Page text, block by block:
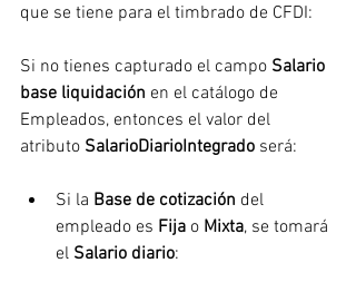
que se tiene para el timbrado de CFDI:
Si no tienes capturado el campo Salario
base liquidación en el catálogo de
Empleados, entonces el valor del
atributo SalarioDiarioIntegrado será:
Si la Base de cotización del
empleado es Fija o Mixta, se tomará
el Salario diario: